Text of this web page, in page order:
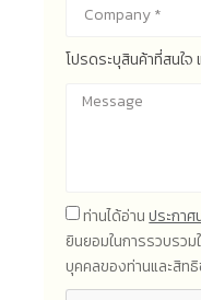
โปรดระบุสินค้าที่สนใ
ท่านได้อ่านประกาศ
ยินยอมในการรวบรว
บุคคลของท่านและสิท